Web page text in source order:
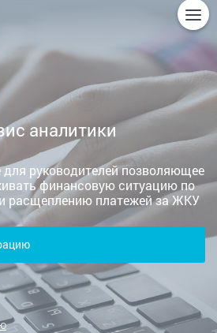
аналитики
руководителей позволяющее
финансовую ситуацию по
расщеплению платежей за ЖКУ